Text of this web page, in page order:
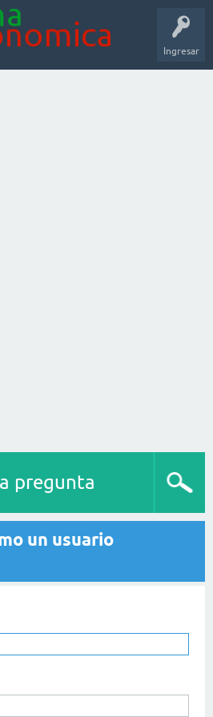
Ingresar
pregunta
un usuario